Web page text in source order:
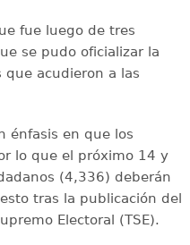
fue luego de tres
se pudo oficializar la
que acudieron a las
énfasis en que los
lo que el próximo 14 y
(4,336) deberán
tras la publicación del
Electoral (TSE).